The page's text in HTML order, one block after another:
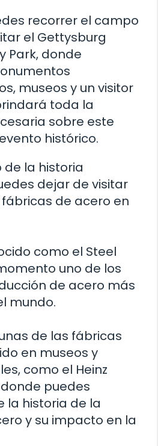
recorrer el campo
el Gettysburg
Park, donde
museos y un visitor
toda la
sobre este
histórico.
de la historia
dejar de visitar
de acero en
como el Steel
uno de los
de acero más
mundo.
de las fábricas
en museos y
como el Heinz
puedes
la historia de la
y su impacto en la